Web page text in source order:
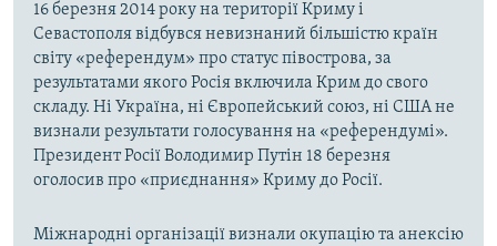
16 березня 2014 року на території Криму і
Севастополя відбувся невизнаний більшістю країн
світу «референдум» про статус півострова, за
результатами якого Росія включила Крим до свого
складу. Ні Україна, ні Європейський союз, ні США не
визнали результати голосування на «референдумі».
Президент Росії Володимир Путін 18 березня
оголосив про «приєднання» Криму до Росії.
Міжнародні організації визнали окупацію та анексію